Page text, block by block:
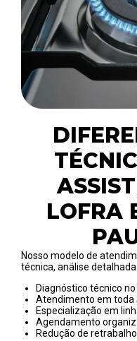
LOFRA
Nosso modelo de
técnica, análise
Diagnóstico técnico no
Atendimento em toda
Especialização em
Agendamento
Redução de